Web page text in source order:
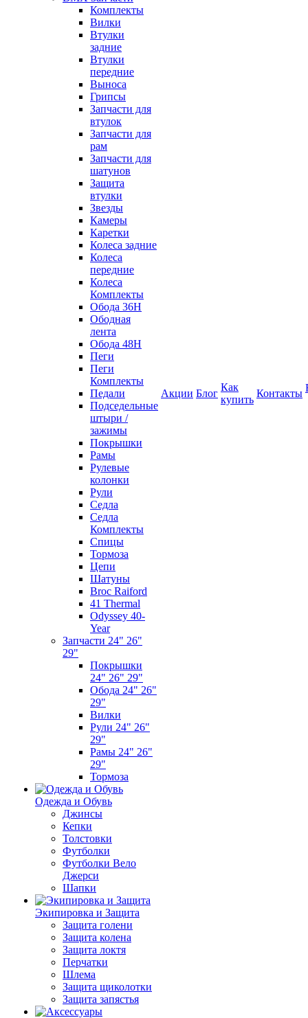
Комплекты
Вилки
Втулки
задние
Втулки
передние
Выноса
Грипсы
Запчасти для
втулок
Запчасти для
рам
Запчасти для
шатунов
Защита
втулки
Звезды
Камеры
Каретки
Колеса задние
Колеса
передние
Колеса
Комплекты
Обода 36H
Ободная
лента
Обода 48H
Пеги
Пеги
Комплекты
Педали
Подседельные
штыри /
зажимы
Покрышки
Рамы
Рулевые
колонки
Рули
Седла
Седла
Комплекты
Спицы
Тормоза
Цепи
Шатуны
Broc Raiford
41 Thermal
Odyssey 40-
Year
Запчасти 24" 26"
29"
Покрышки
24" 26" 29"
Обода 24" 26"
29"
Вилки
Рули 24" 26"
29"
Рамы 24" 26"
29"
Тормоза
Одежда и Обувь
Джинсы
Кепки
Толстовки
Футболки
Футболки Вело
Джерси
Шапки
Экипировка и Защита
Защита голени
Защита колена
Защита локтя
Перчатки
Шлема
Защита щиколотки
Защита запястья
Акции Блог
Как
купить
Контакты